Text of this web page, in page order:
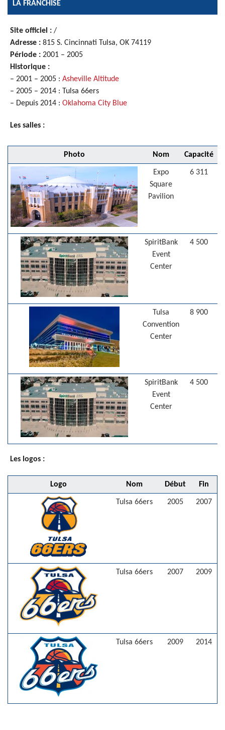
LA FRANCHISE
Site officiel : /
Adresse : 815 S. Cincinnati Tulsa, OK 74119
Période : 2001 – 2005
Historique :
– 2001 – 2005 : Asheville Altitude
– 2005 – 2014 : Tulsa 66ers
– Depuis 2014 : Oklahoma City Blue
Les salles :
Photo Nom Capacité
Expo
Square
Pavilion
6 311
SpiritBank
Event
Center
4 500
Tulsa
Convention
Center
8 900
SpiritBank
Event
Center
4 500
Les logos :
Logo Nom Début Fin
Tulsa 66ers 2005 2007
Tulsa 66ers 2007 2009
Tulsa 66ers 2009 2014